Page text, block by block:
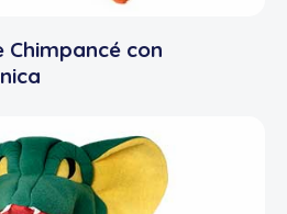
Chimpancé con